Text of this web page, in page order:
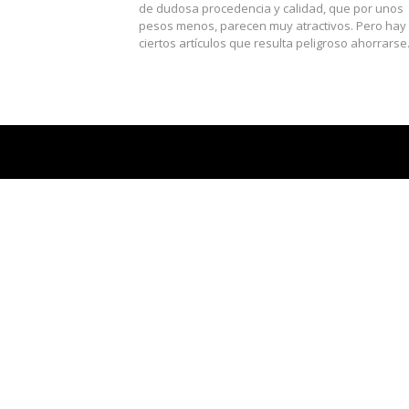
de dudosa procedencia y calidad, que por unos
pesos menos, parecen muy atractivos. Pero hay
ciertos artículos que resulta peligroso